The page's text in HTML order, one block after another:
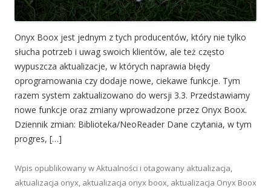
Onyx Boox jest jednym z tych producentów, który nie tylko
słucha potrzeb i uwag swoich klientów, ale też często
wypuszcza aktualizacje, w których naprawia błędy
oprogramowania czy dodaje nowe, ciekawe funkcje. Tym
razem system zaktualizowano do wersji 3.3. Przedstawiamy
nowe funkcje oraz zmiany wprowadzone przez Onyx Boox.
Dziennik zmian: Biblioteka/NeoReader Dane czytania, w tym
progres, […]
Wpis opublikowany wAktualności i otagowany aktualizacja,
aktualizacja onyx, aktualizacja onyx boox, aktualizacja Onyx Boox